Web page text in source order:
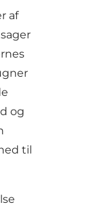
af
og
til